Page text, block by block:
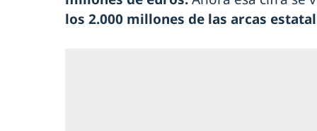
los 2.000 millones de las arcas